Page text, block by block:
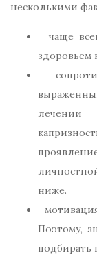
несколькими
чаще
здоровьем
лечении
ниже.
Поэтому,
подбирать